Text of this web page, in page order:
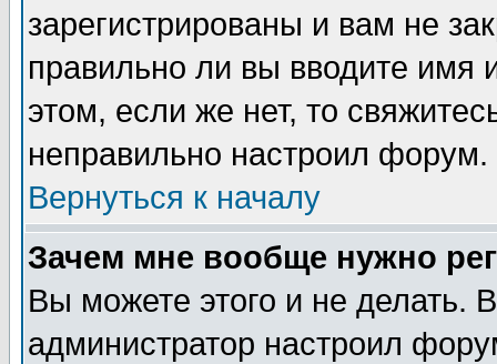
зарегистрированы и вам не
правильно ли вы вводите
этом, если же нет, то
неправильно настроил форум.
Вернуться к началу
Зачем мне вообще нужно
Вы можете этого и не делать.
администратор настроил